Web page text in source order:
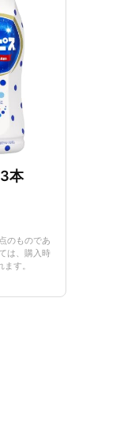
本
のものであ
は、購入時
す。